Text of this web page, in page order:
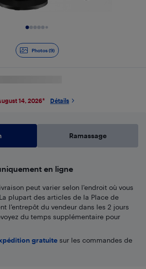
Photos (9)
14, 2026* Détails
Ramassage
en ligne
peut varier selon l'endroit où vous
plupart des articles de la Place de
l’entrepôt du vendeur dans les 2 jours
du temps supplémentaire pour
gratuite sur les commandes de